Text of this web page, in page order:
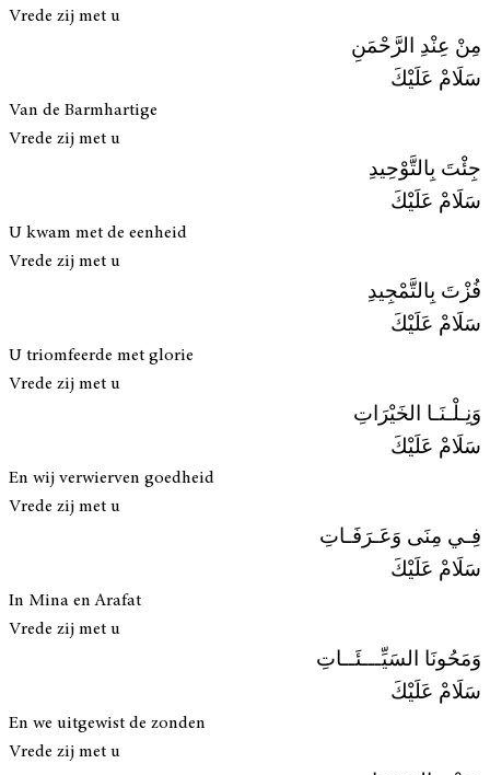
Vrede zij met u
مِنْ عِنْدِ الرَّحْمَنِ
سَلَامْ عَلَيْكَ
Van de Barmhartige
Vrede zij met u
جِئْتَ بِالتَّوْحِيدِ
سَلَامْ عَلَيْكَ
U kwam met de eenheid
Vrede zij met u
فُزْتَ بِالتَّمْجِيدِ
سَلَامْ عَلَيْكَ
U triomfeerde met glorie
Vrede zij met u
وَنِـلْـنَـا الخَيْرَاتِ
سَلَامْ عَلَيْكَ
En wij verwierven goedheid
Vrede zij met u
فِـي مِنَى وَعَـرَفَـاتِ
سَلَامْ عَلَيْكَ
In Mina en Arafat
Vrede zij met u
وَمَحُونَا السَيِّـــئَــاتِ
سَلَامْ عَلَيْكَ
En we uitgewist de zonden
Vrede zij met u